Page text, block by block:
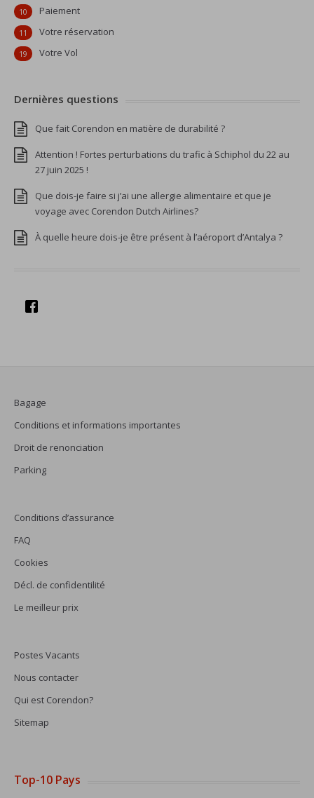
Paiement
10
Votre réservation
11
Votre Vol
19
Dernières questions
Que fait Corendon en matière de durabilité ?
Attention ! Fortes perturbations du trafic à Schiphol du 22 au
27 juin 2025 !
Que dois-je faire si j’ai une allergie alimentaire et que je
voyage avec Corendon Dutch Airlines?
À quelle heure dois-je être présent à l’aéroport d’Antalya ?
Bagage
Conditions et informations importantes
Droit de renonciation
Parking
Conditions d’assurance
FAQ
Cookies
Décl. de confidentilité
Le meilleur prix
Postes Vacants
Nous contacter
Qui est Corendon?
Sitemap
Top-10 Pays